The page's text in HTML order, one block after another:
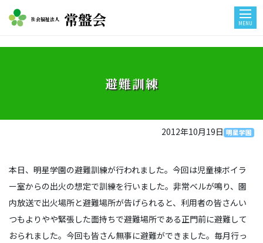
社会福祉法人 常盤会 MENU
避難訓練
2012年10月19日 明星学園
本日、明星学園の避難訓練が行われました。今回は児童棟ボイラ
ー室からの出火の想定で訓練を行いました。非常ベルが鳴り、園
内放送で出火場所と避難場所が告げられると、利用者の皆さんい
つもよりやや緊張した面持ちで避難場所である正門前に避難して
おられました。今回も皆さん無事に避難ができました。毎月行っ